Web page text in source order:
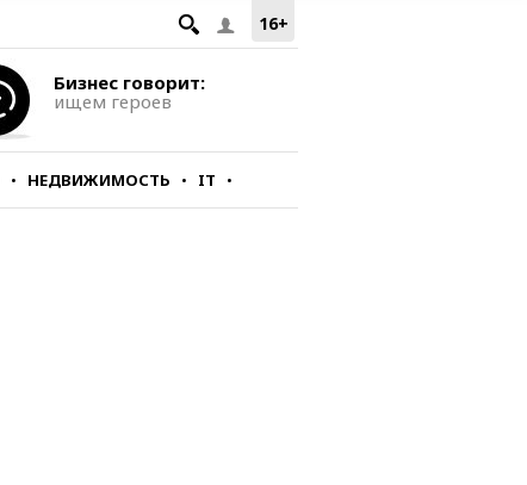
16+
Бизнес говорит:
ищем героев
НЕДВИЖИМОСТЬ IT